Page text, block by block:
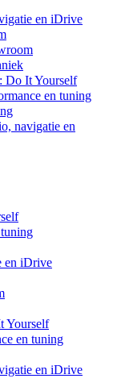
en iDrive
It Yourself
en tuning
navigatie en
en iDrive
Yourself
en tuning
en iDrive